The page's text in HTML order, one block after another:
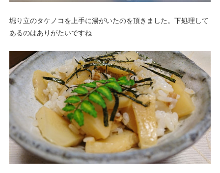
堀り立のタケノコを上手に湯がいたのを頂きました。下処理して
あるのはありがたいですね